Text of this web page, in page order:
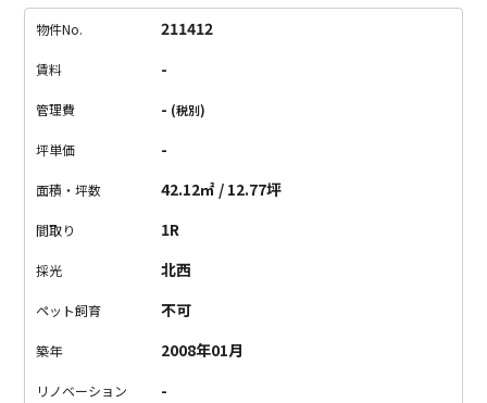
関にはIDナンバーの入力をしてから、指紋認証もしくはパスワ
ィがとてもしっかりしています。
で視界が開けます。 向かいの部屋も同じようになっているの
んでしたが、気にされる方は何かしら対策を練ってください
ね。部屋の中は、1フロアでシックで落ち着いた雰囲気。
てはもちろん、SOHO・事務所も可能。
出来たらテンション上がりますし、こんな部屋にお客様や取引
ね。内覧の際は迷われないよう、探検気分をお楽しみくださ
路地裏にあるからこそ、さらに素敵に見える隠れ家を見に
物件No. 211412
賃料 -
管理費 - (税別)
坪単価 -
面積・坪数 42.12㎡ / 12.77坪
間取り 1R
採光 北西
ペット飼育 不可
築年 2008年01月
リノベーション -